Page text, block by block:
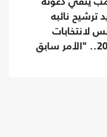
ترشيح نائبه
لانتخابات
2028.. "الأمر سابق